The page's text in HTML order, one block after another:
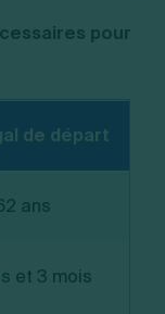
pour
de départ
ans
et 3 mois